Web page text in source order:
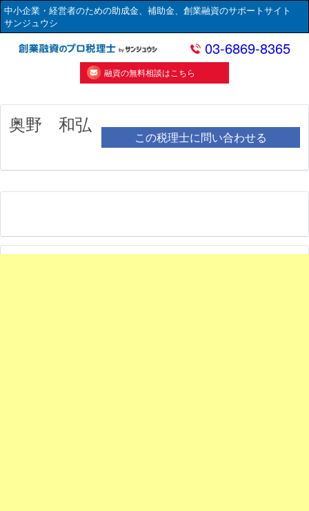
中小企業・経営者のための助成金、補助金、創業融資のサポートサイト
サンジュウシ
03-6869-8365
融資の無料相談はこちら
奥野 和弘
この税理士に問い合わせる